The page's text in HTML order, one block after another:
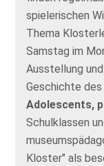
spielerischen
Thema
Samstag im
Ausstellung
Geschichte
Adolescents,
Schulklassen
Kloster" als